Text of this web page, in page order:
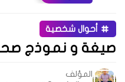
أحوال شخصية
صيغة و نموذج
المؤلف